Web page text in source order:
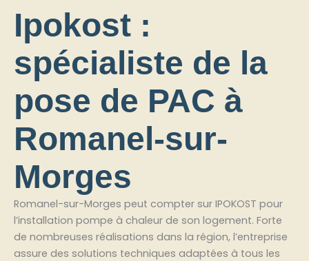
Ipokost :
spécialiste de la
pose de PAC à
Romanel-sur-
Morges
Romanel-sur-Morges peut compter sur IPOKOST pour
l’installation pompe à chaleur de son logement. Forte
de nombreuses réalisations dans la région, l’entreprise
assure des solutions techniques adaptées à tous les